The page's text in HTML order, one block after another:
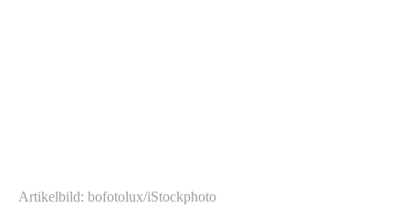
Artikelbild: bofotolux/iStockphoto